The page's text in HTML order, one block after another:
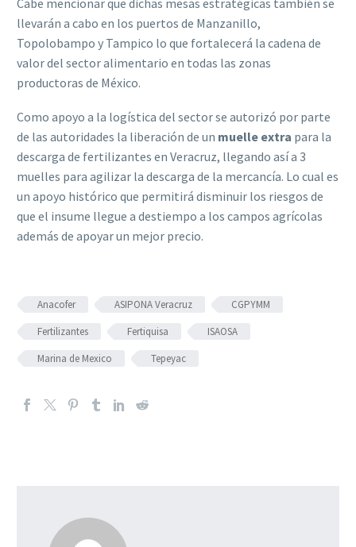
Cabe mencionar que dichas mesas estratégicas también se
llevarán a cabo en los puertos de Manzanillo,
Topolobampo y Tampico lo que fortalecerá la cadena de
valor del sector alimentario en todas las zonas
productoras de México.
Como apoyo a la logística del sector se autorizó por parte
de las autoridades la liberación de un muelle extra para la
descarga de fertilizantes en Veracruz, llegando así a 3
muelles para agilizar la descarga de la mercancía. Lo cual es
un apoyo histórico que permitirá disminuir los riesgos de
que el insume llegue a destiempo a los campos agrícolas
además de apoyar un mejor precio.
Anacofer ASIPONA Veracruz
CGPYMM
Fertilizantes
Fertiquisa
ISAOSA
Marina de Mexico
Tepeyac